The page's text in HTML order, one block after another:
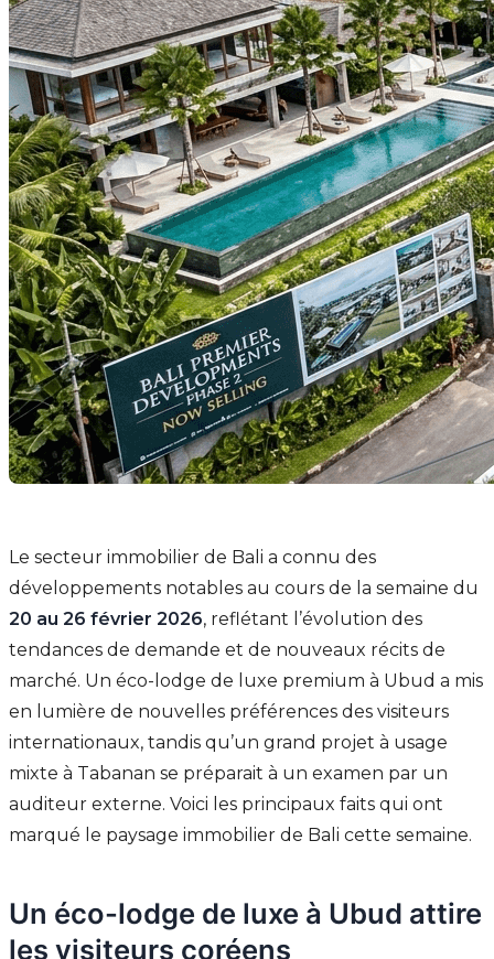
Le secteur immobilier de Bali a connu des
développements notables au cours de la semaine du
20 au 26 février 2026, reflétant l’évolution des
tendances de demande et de nouveaux récits de
marché. Un éco-lodge de luxe premium à Ubud a mis
en lumière de nouvelles préférences des visiteurs
internationaux, tandis qu’un grand projet à usage
mixte à Tabanan se préparait à un examen par un
auditeur externe. Voici les principaux faits qui ont
marqué le paysage immobilier de Bali cette semaine.
Un éco-lodge de luxe à Ubud attire
les visiteurs coréens